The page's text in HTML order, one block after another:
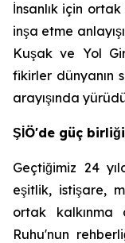
İnsanlık için
inşa etme
Kuşak ve Yol
fikirler dünyanın
arayışında
ŞİÖ'de güç birliği
Geçtiğimiz 24
eşitlik, istişare,
ortak kalkınma
Ruhu'nun